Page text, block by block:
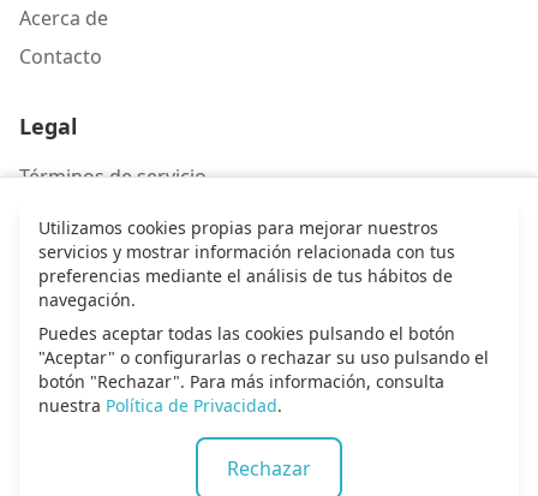
Acerca de
Contacto
Legal
Términos de servicio
Política de privacidad
Contacto
Escríbenos
© 2026 Alma de alabanza. Todos los derechos
reservados.
Utilizamos cookies propias para mejorar nuestros
servicios y mostrar información relacionada con tus
preferencias mediante el análisis de tus hábitos de
navegación.
Puedes aceptar todas las cookies pulsando el botón
"Aceptar" o configurarlas o rechazar su uso pulsando el
botón "Rechazar". Para más información, consulta
nuestra Política de Privacidad.
Rechazar